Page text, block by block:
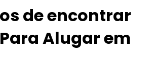
de encontrar
Alugar em